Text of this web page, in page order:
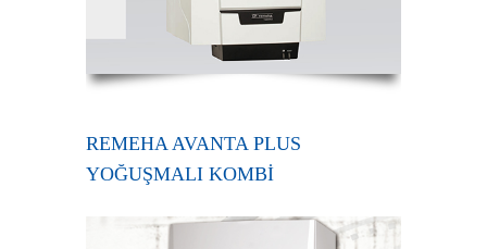
REMEHA AVANTA PLUS
YOĞUŞMALI KOMBİ